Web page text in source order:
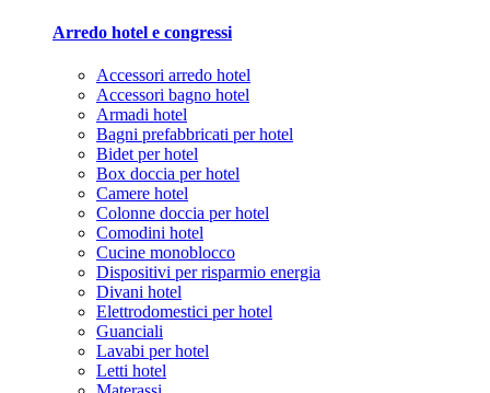
Arredo hotel e congressi
Accessori arredo hotel
Accessori bagno hotel
Armadi hotel
Bagni prefabbricati per hotel
Bidet per hotel
Box doccia per hotel
Camere hotel
Colonne doccia per hotel
Comodini hotel
Cucine monoblocco
Dispositivi per risparmio energia
Divani hotel
Elettrodomestici per hotel
Guanciali
Lavabi per hotel
Letti hotel